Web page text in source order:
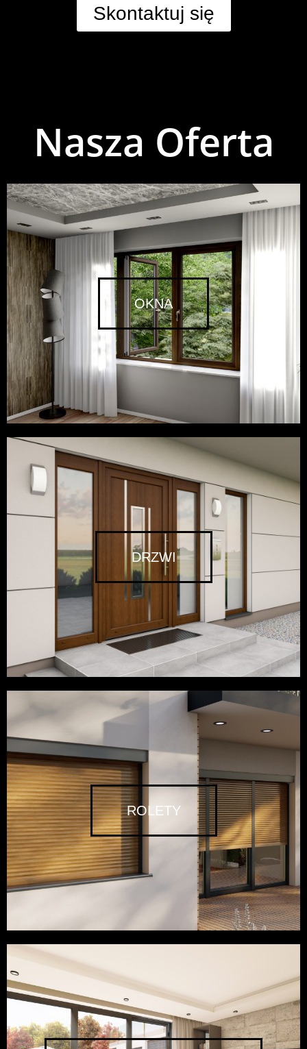
Skontaktuj się
Nasza Oferta
OKNA
DRZWI
ROLETY